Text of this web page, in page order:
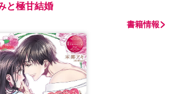
と極甘結婚
書籍情報